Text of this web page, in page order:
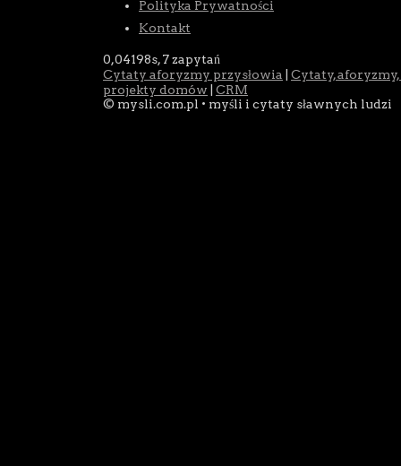
Polityka Prywatności
Kontakt
0,04198s,7 zapytań
Cytaty aforyzmy przysłowia
Cytaty,
projekty domów
CRM
© mysli.com.pl • myśli i cytaty sławnych ludzi